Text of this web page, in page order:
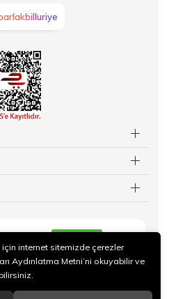
internet sitemizde çerezler
Aydınlatma Metni’ni okuyabilir ve